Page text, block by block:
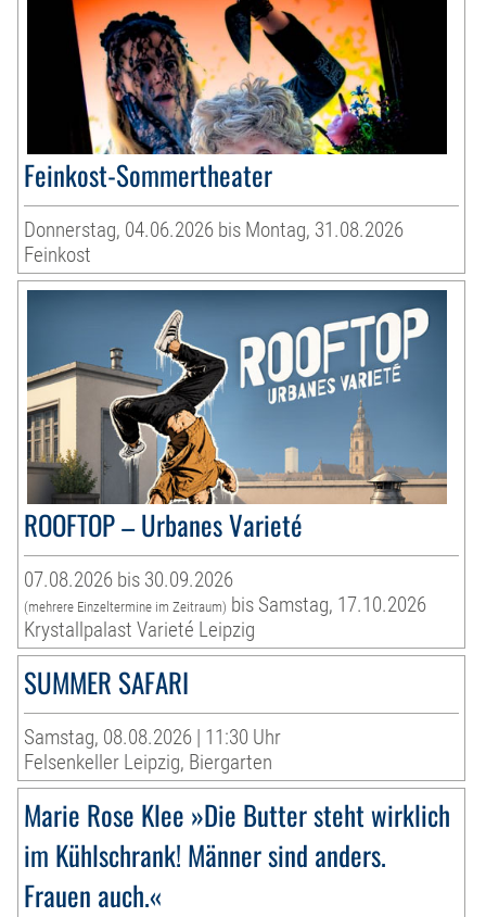
Feinkost-Sommertheater
Donnerstag, 04.06.2026 bis Montag, 31.08.2026
Feinkost
ROOFTOP – Urbanes Varieté
07.08.2026 bis 30.09.2026
(mehrere Einzeltermine im Zeitraum) bis Samstag, 17.10.2026
Krystallpalast Varieté Leipzig
SUMMER SAFARI
Samstag, 08.08.2026 | 11:30 Uhr
Felsenkeller Leipzig, Biergarten
Marie Rose Klee »Die Butter steht wirklich
im Kühlschrank! Männer sind anders.
Frauen auch.«